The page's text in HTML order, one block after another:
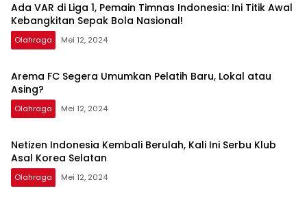
Ada VAR di Liga 1, Pemain Timnas Indonesia: Ini Titik Awal
Kebangkitan Sepak Bola Nasional!
Olahraga Mei 12, 2024
Arema FC Segera Umumkan Pelatih Baru, Lokal atau
Asing?
Olahraga Mei 12, 2024
Netizen Indonesia Kembali Berulah, Kali Ini Serbu Klub
Asal Korea Selatan
Olahraga Mei 12, 2024